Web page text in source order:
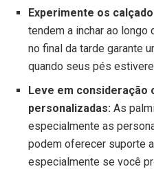
Experimente os
tendem a inchar ao longo
no final da tarde garante
quando seus pés
Leve em consideração
personalizadas: As
especialmente as
podem oferecer suporte
especialmente se você